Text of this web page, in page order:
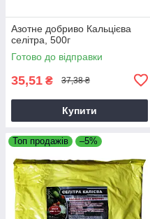
Азотне добриво Кальцієва
селітра, 500г
Готово до відправки
35,51 ₴ 37,38 ₴
Купити
Топ продажів –5%